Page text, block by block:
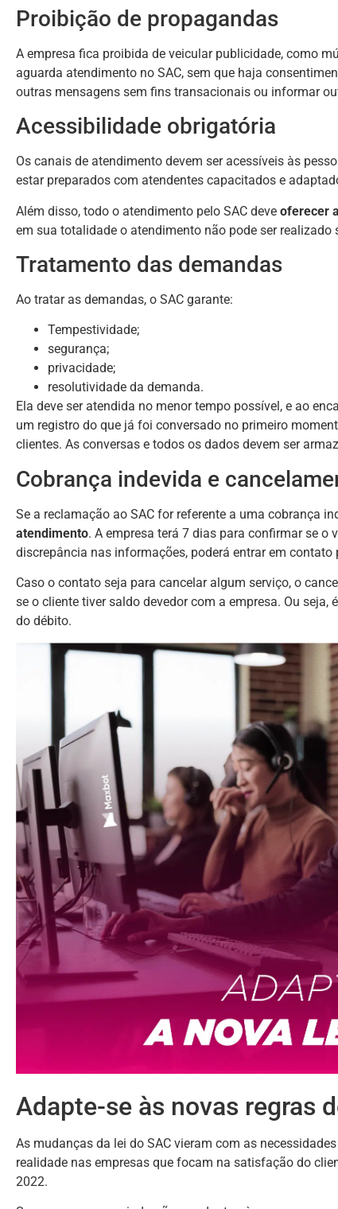
Proibição de propagandas
A empresa fica proibida de veicular publicidade, como
aguarda atendimento no SAC, sem que haja
outras mensagens sem fins transacionais ou informar
Acessibilidade obrigatória
Os canais de atendimento devem ser acessíveis às
estar preparados com atendentes capacitados e
Além disso, todo o atendimento pelo SAC deve oferecer
em sua totalidade o atendimento não pode ser realizado
Tratamento das demandas
Ao tratar as demandas, o SAC garante:
Tempestividade;
segurança;
privacidade;
resolutividade da demanda.
Ela deve ser atendida no menor tempo possível, e ao
um registro do que já foi conversado no primeiro
clientes. As conversas e todos os dados devem ser
Cobrança indevida e
Se a reclamação ao SAC for referente a uma cobrança
atendimento. A empresa terá 7 dias para confirmar se o
discrepância nas informações, poderá entrar em
Caso o contato seja para cancelar algum serviço, o
se o cliente tiver saldo devedor com a empresa. Ou
do débito.
Adapte-se às novas regras
As mudanças da lei do SAC vieram com as
realidade nas empresas que focam na satisfação do
2022.